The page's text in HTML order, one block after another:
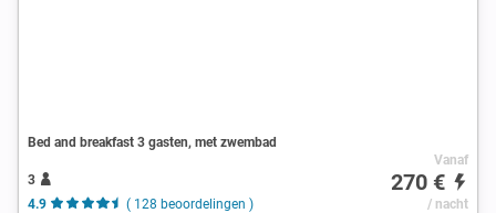
Bed and breakfast 3 gasten, met zwembad
3
4.9
( 128 beoordelingen )
Vanaf
270 €
/ nacht